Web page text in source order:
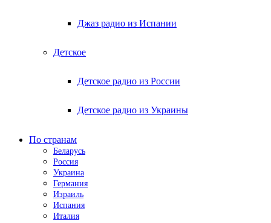
Джаз радио из Испании
Детское
Детское радио из России
Детское радио из Украины
По странам
Беларусь
Россия
Украина
Германия
Израиль
Испания
Италия